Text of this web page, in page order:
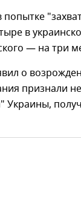
в
— на три
о
признали
Украины,